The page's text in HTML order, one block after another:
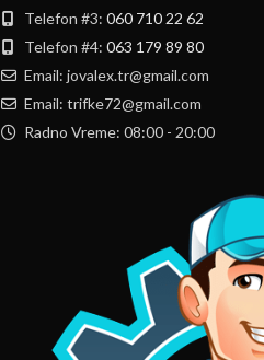
Telefon #3: 060 710 22 62
Telefon #4: 063 179 89 80
Email: jovalex.tr@gmail.com
Email: trifke72@gmail.com
Radno Vreme: 08:00 - 20:00